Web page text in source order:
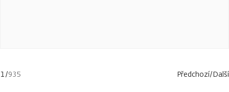
1/935 Předchozí/Další